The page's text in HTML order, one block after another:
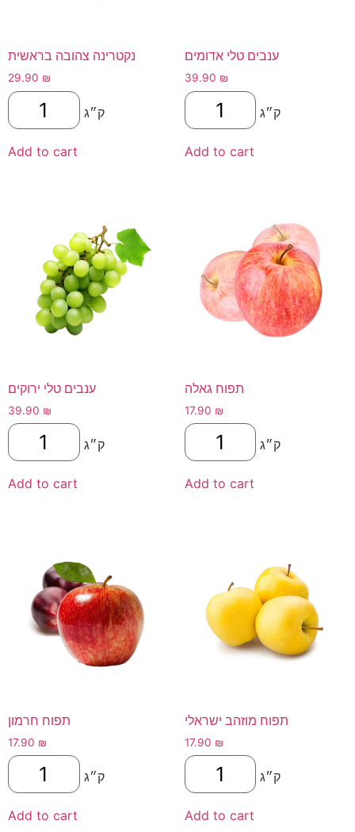
נקטרינה צהובה בראשית
29.90 ₪
ק״ג
Add to cart
ענבים טלי אדומים
39.90 ₪
ק״ג
Add to cart
ענבים טלי ירוקים
39.90 ₪
ק״ג
Add to cart
תפוח גאלה
17.90 ₪
ק״ג
Add to cart
תפוח חרמון
17.90 ₪
ק״ג
Add to cart
תפוח מוזהב ישראלי
17.90 ₪
ק״ג
Add to cart